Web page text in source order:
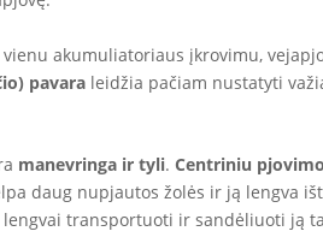
akumuliatoriaus įkrovimu,
pavara leidžia pačiam nustatyti
manevringa ir tyli. Centriniu
daug nupjautos žolės ir ją lengva
transportuoti ir sandėliuoti ją